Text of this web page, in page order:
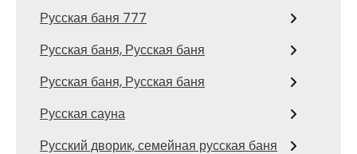
Русская баня 777
Русская баня, Русская баня
Русская баня, Русская баня
Русская сауна
Русский дворик, семейная русская баня